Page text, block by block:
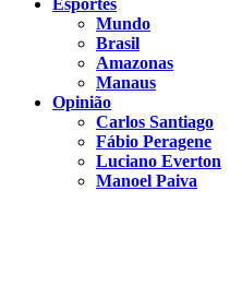
Mundo
Brasil
Amazonas
Manaus
Opinião
Carlos Santiago
Fábio Peragene
Luciano Everton
Manoel Paiva